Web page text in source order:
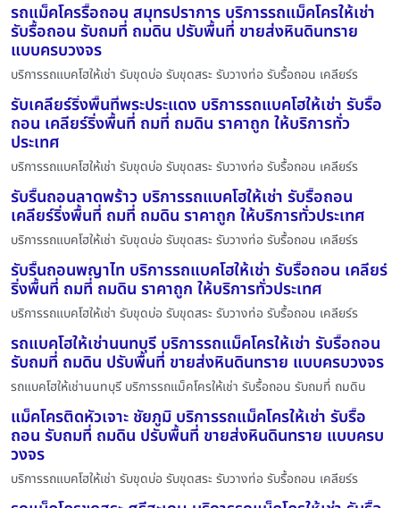
รถแม็คโครรื้อถอน สมุทรปราการ บริการรถแม็คโครให้เช่า
รับรื้อถอน รับถมที่ ถมดิน ปรับพื้นที่ ขายส่งหินดินทราย
แบบครบวงจร
บริการรถแบคโฮให้เช่า รับขุดบ่อ รับขุดสระ รับวางท่อ รับรื้อถอน เคลียร์ร
รับเคลียร์ริ่งพื้นที่พระประแดง บริการรถแบคโฮให้เช่า รับรื้อ
ถอน เคลียร์ริ่งพื้นที่ ถมที่ ถมดิน ราคาถูก ให้บริการทั่ว
ประเทศ
บริการรถแบคโฮให้เช่า รับขุดบ่อ รับขุดสระ รับวางท่อ รับรื้อถอน เคลียร์ร
รับรื้นถอนลาดพร้าว บริการรถแบคโฮให้เช่า รับรื้อถอน
เคลียร์ริ่งพื้นที่ ถมที่ ถมดิน ราคาถูก ให้บริการทั่วประเทศ
บริการรถแบคโฮให้เช่า รับขุดบ่อ รับขุดสระ รับวางท่อ รับรื้อถอน เคลียร์ร
รับรื้นถอนพญาไท บริการรถแบคโฮให้เช่า รับรื้อถอน เคลียร์
ริ่งพื้นที่ ถมที่ ถมดิน ราคาถูก ให้บริการทั่วประเทศ
บริการรถแบคโฮให้เช่า รับขุดบ่อ รับขุดสระ รับวางท่อ รับรื้อถอน เคลียร์ร
รถแบคโฮให้เช่านนทบุรี บริการรถแม็คโครให้เช่า รับรื้อถอน
รับถมที่ ถมดิน ปรับพื้นที่ ขายส่งหินดินทราย แบบครบวงจร
รถแบคโฮให้เช่านนทบุรี บริการรถแม็คโครให้เช่า รับรื้อถอน รับถมที่ ถมดิน
แม็คโครติดหัวเจาะ ชัยภูมิ บริการรถแม็คโครให้เช่า รับรื้อ
ถอน รับถมที่ ถมดิน ปรับพื้นที่ ขายส่งหินดินทราย แบบครบ
วงจร
บริการรถแบคโฮให้เช่า รับขุดบ่อ รับขุดสระ รับวางท่อ รับรื้อถอน เคลียร์ร